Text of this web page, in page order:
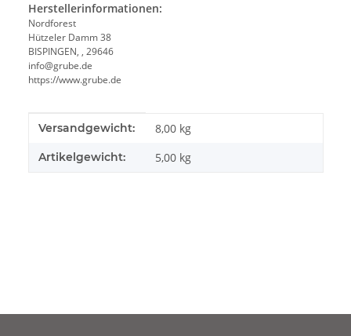
Herstellerinformationen:
Nordforest
Hützeler Damm 38
BISPINGEN, , 29646
info@grube.de
https://www.grube.de
Produkteigenschaft
Wert
Versandgewicht: 8,00 kg
Artikelgewicht: 5,00 kg